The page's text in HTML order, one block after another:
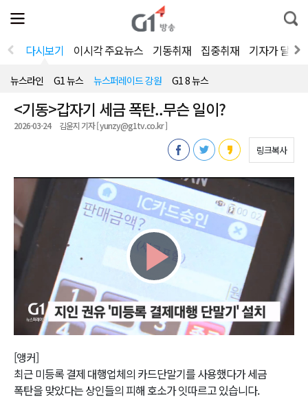
전
체
뉴
열
통
합
색
다시보기 이시각 주요뉴스 기동취재 집중취재 기자가 달려
뉴스라인 G1 뉴스 뉴스퍼레이드 강원 G1 8 뉴스
<기동>갑자기 세금 폭탄..무슨 일이?
2026-03-24 김윤지 기자 [ yunzy@g1tv.co.kr ]
링크복사
Play
Video
[앵커]
최근 미등록 결제 대행업체의 카드단말기를 사용했다가 세금
폭탄을 맞았다는 상인들의 피해 호소가 잇따르고 있습니다.